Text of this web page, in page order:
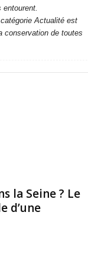
Actualité est
conservation de toutes
la Seine ? Le
d’une